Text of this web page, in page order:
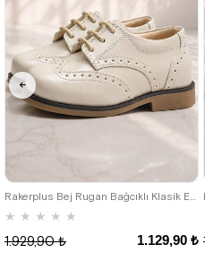
Rakerplus Bej Rugan Bağcıklı Klasik Erkek Çocuk Ayakkabı
★ ★ ★ ★ ★
1.129,90 ₺
1.929,90 ₺
25